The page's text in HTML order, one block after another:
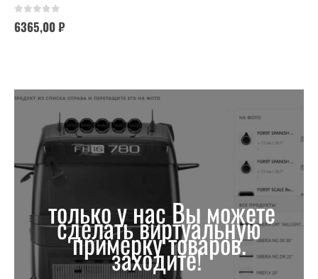
6365,00₽
только у нас Вы можете
сделать виртуальную
примерку товаров.
заходите!